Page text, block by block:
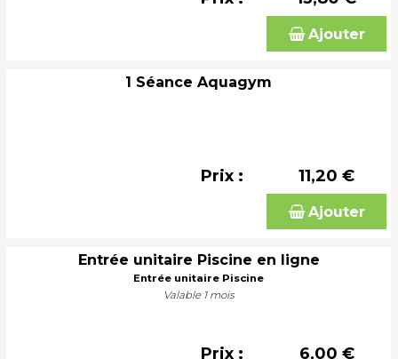
Ajouter
1 Séance Aquagym
Prix : 11,20 €
Ajouter
Entrée unitaire Piscine en ligne
Entrée unitaire Piscine
Valable 1 mois
Prix : 6,00 €